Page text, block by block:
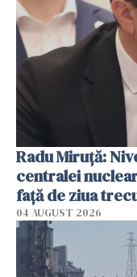
Radu Miruţă:
centralei
faţă de ziua
04 AUGUST 2026